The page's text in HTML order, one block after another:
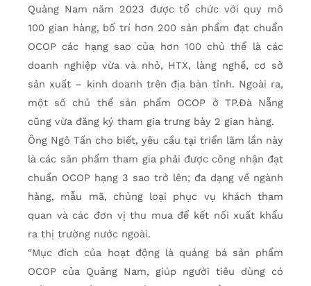
Quảng Nam năm 2023 được tổ chức với quy mô
100 gian hàng, bố trí hơn 200 sản phẩm đạt chuẩn
OCOP các hạng sao của hơn 100 chủ thể là các
doanh nghiệp vừa và nhỏ, HTX, làng nghề, cơ sở
sản xuất – kinh doanh trên địa bàn tỉnh. Ngoài ra,
một số chủ thể sản phẩm OCOP ở TP.Đà Nẵng
cũng vừa đăng ký tham gia trưng bày 2 gian hàng.
Ông Ngô Tấn cho biết, yêu cầu tại triển lãm lần này
là các sản phẩm tham gia phải được công nhận đạt
chuẩn OCOP hạng 3 sao trở lên; đa dạng về ngành
hàng, mẫu mã, chủng loại phục vụ khách tham
quan và các đơn vị thu mua để kết nối xuất khẩu
ra thị trường nước ngoài.
“Mục đích của hoạt động là quảng bá sản phẩm
OCOP của Quảng Nam, giúp người tiêu dùng có